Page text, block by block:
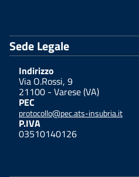
Sede Legale
Indirizzo
Via O.Rossi, 9
21100 - Varese (VA)
PEC
protocollo@pec.ats-insubria.it
P.IVA
03510140126